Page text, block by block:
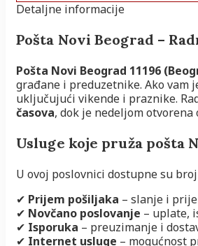
Detaljne informacije
Pošta Novi Beograd –
Pošta Novi Beograd 11196
građane i preduzetnike. Ako vam
uključujući vikende i praznike.
časova, dok je nedeljom otvorena
Usluge koje pruža pošta
U ovoj poslovnici dostupne su
✔ Prijem pošiljaka – slanje i
✔ Novčano poslovanje – uplate,
✔ Isporuka – preuzimanje i
✔ Internet usluge – mogućnost